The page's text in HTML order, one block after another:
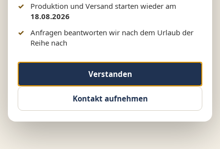
Produktion und Versand starten wieder am
18.08.2026
Anfragen beantworten wir nach dem Urlaub der
Reihe nach
Verstanden
Kontakt aufnehmen
by Marketing-MV.com